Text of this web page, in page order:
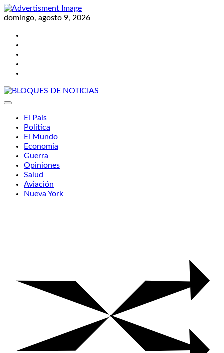
Skip
to
domingo, agosto 9, 2026
El País
Política
El Mundo
Economía
Guerra
Opiniones
Salud
Aviación
Nueva York